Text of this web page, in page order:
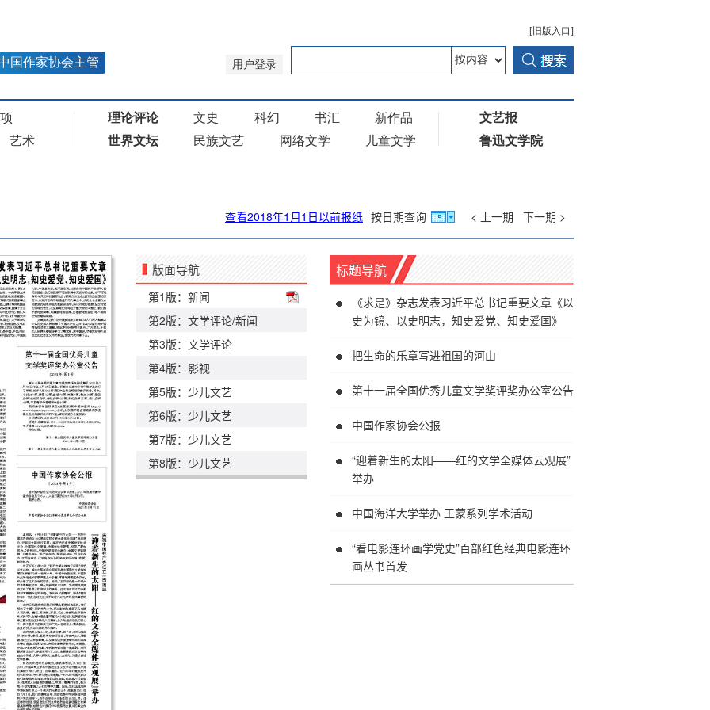
查看2018年1月1日以前报纸 按日期查询 < 上一期 下一期 >
版面导航
第1版：新闻
第2版：文学评论/新闻
第3版：文学评论
第4版：影视
第5版：少儿文艺
第6版：少儿文艺
第7版：少儿文艺
第8版：少儿文艺
标题导航
《求是》杂志发表习近平总书记重要文章《以
史为镜、以史明志，知史爱党、知史爱国》
把生命的乐章写进祖国的河山
第十一届全国优秀儿童文学奖评奖办公室公告
中国作家协会公报
“迎着新生的太阳——红的文学全媒体云观展”
举办
中国海洋大学举办 王蒙系列学术活动
“看电影连环画学党史”百部红色经典电影连环
画丛书首发